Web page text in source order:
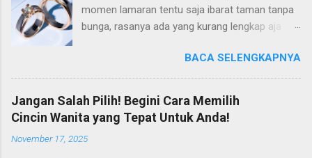
momen lamaran tentu saja ibarat taman tanpa
bunga, rasanya ada yang kurang lengkap aja
lamaran ini semakin berkembang, dan hadir
dalam varian harga yang lebih terjangkau. Jadi
tidak ada alasan lagi untuk Anda tidak mengisi
momen lamaran Anda dengan cincin lamaran
yang tepat. Kalaupun Anda sedang mencari
inspirasi mengenai cincin tunangan yang tepat,
BACA SELENGKAPNYA
Jangan Salah Pilih! Begini Cara Memilih
Cincin Wanita yang Tepat Untuk Anda!
November 17, 2025